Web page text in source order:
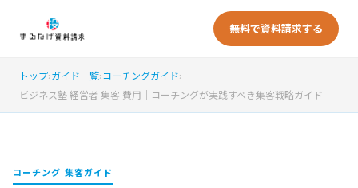
無料で資料請求する
トップ›ガイド一覧›コーチングガイド›
ビジネス塾 経営者 集客 費用｜コーチングが実践すべき集客戦略ガイド
コーチング 集客ガイド